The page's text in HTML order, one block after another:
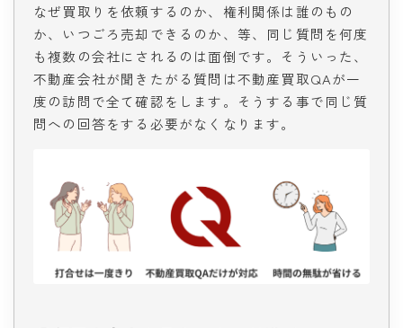
なぜ買取りを依頼するのか、権利関係は誰のもの
か、いつごろ売却できるのか、等、同じ質問を何度
も複数の会社にされるのは面倒です。そういった、
不動産会社が聞きたがる質問は不動産買取QAが一
度の訪問で全て確認をします。そうする事で同じ質
問への回答をする必要がなくなります。